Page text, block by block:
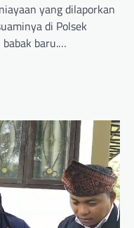
yang dilaporkan
di Polsek
babak baru.…